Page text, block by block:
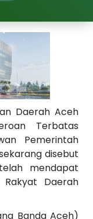
Daerah Aceh
Terbatas
Pemerintah
disebut
mendapat
Rakyat Daerah
Banda Aceh)